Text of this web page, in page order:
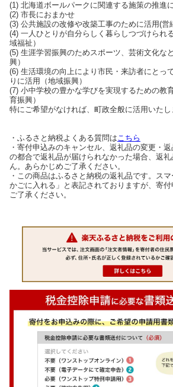
(1) 北海道ボールパークに関連する施策の推進
(2) 市長におまかせ
(3) 公共施設の改修や改築工事のために活用(営
(4) 一人ひとりが自分らしく暮らしつづけられ
域福祉）
(5) 生涯学習振興のためスポーツ、芸術文化な
興）
(6) 生活環境の向上により市民・来訪者にとっ
りに活用（地域振興）
(7) 小中学校の豊かな学びを実現するための教
育振興）
特にご希望がなければ、町政全般に活用いたし
・ふるさと納税よくある質問はこちら
・寄付申込みのキャンセル、返礼品の変更・
の都合で返礼品が届けられなかった場合、返
ん。あらかじめご了承ください。
・この商品はふるさと納税の返礼品です。ス
かごに入れる」と表記されておりますが、寄
ご了承ください。